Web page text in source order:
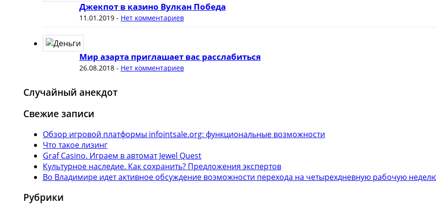
Джекпот в казино Вулкан Победа
11.01.2019- Нет комментариев
Мир азарта приглашает вас расслабиться
26.08.2018- Нет комментариев
Случайный анекдот
Свежие записи
Обзор игровой платформы infointsale.org: функциональные возможности
Что такое лизинг
Graf Casino. Играем в автомат Jewel Quest
Культурное наследие. Как сохранить? Предложения экспертов
Во Владимире идет активное обсуждение возможности перехода на четырехдневную рабочую
Рубрики